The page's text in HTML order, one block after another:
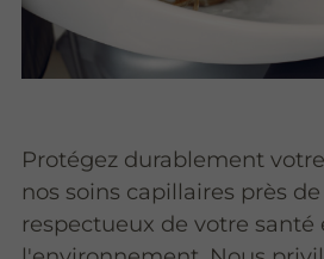
Protégez durablement
nos soins capillaires près
respectueux de votre santé